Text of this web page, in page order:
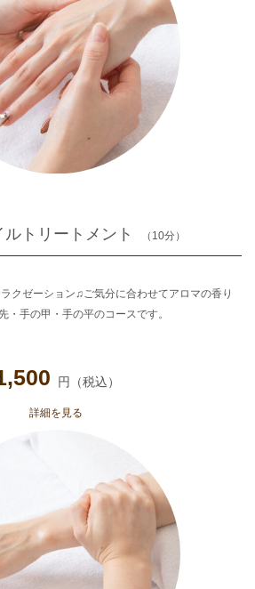
トリートメント （10分）
クゼーション♫ご気分に合わせてアロマの香り
・手の甲・手の平のコースです。
円（税込）
詳細を見る